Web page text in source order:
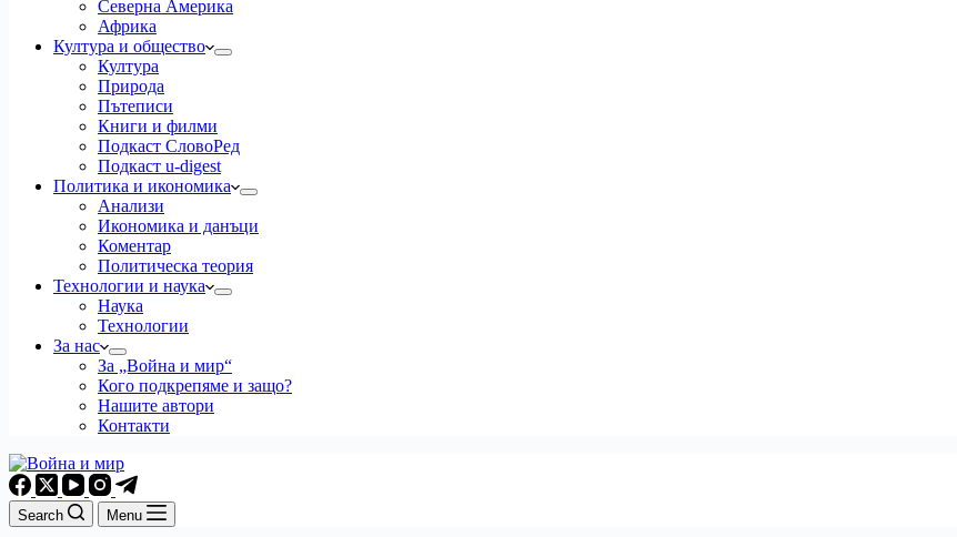
Северна Америка
Африка
Култура и общество
Култура
Природа
Пътеписи
Книги и филми
Подкаст СловоРед
Подкаст u-digest
Политика и икономика
Анализи
Икономика и данъци
Коментар
Политическа теория
Технологии и наука
Наука
Технологии
За нас
За „Война и мир“
Кого подкрепяме и защо?
Нашите автори
Контакти
Search Menu